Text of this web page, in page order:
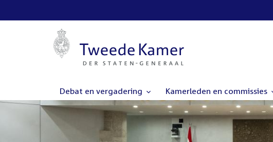
Debat en vergadering Kamerleden en commissies